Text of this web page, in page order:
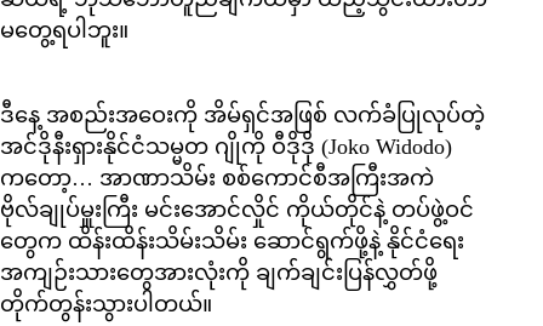
မတွေ့ရပါဘူး။
ဒီနေ့ အစည်းအဝေးကို အိမ်ရှင်အဖြစ် လက်ခံပြုလုပ်တဲ့
အင်ဒိုနီးရှားနိုင်ငံသမ္မတ ဂျိုကို ဝီဒိုဒို (Joko Widodo)
ကတော့… အာဏာသိမ်း စစ်ကောင်စီအကြီးအကဲ
ဗိုလ်ချုပ်မှူးကြီး မင်းအောင်လှိုင် ကိုယ်တိုင်နဲ့ တပ်ဖွဲ့ဝင်
တွေက ထိန်းထိန်းသိမ်းသိမ်း ဆောင်ရွက်ဖို့နဲ့ နိုင်ငံရေး
အကျဉ်းသားတွေအားလုံးကို ချက်ချင်းပြန်လွှတ်ဖို့
တိုက်တွန်းသွားပါတယ်။